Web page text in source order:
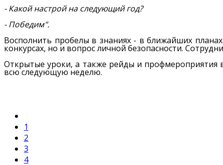
- Какой настрой на следующий год?
- Победим".
Восполнить пробелы в знаниях - в ближайших
конкурсах, но и вопрос личной безопасности.
Открытые уроки, а также рейды и профмероприятия
всю следующую неделю.
1
2
3
4